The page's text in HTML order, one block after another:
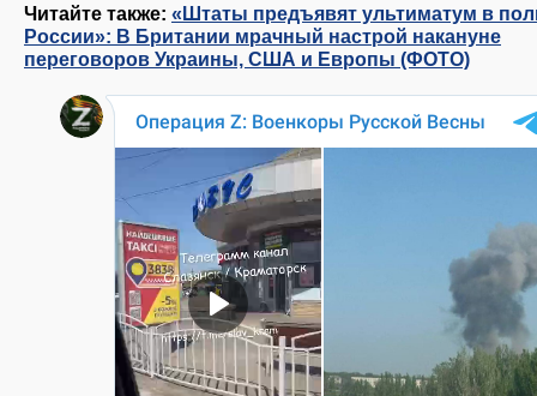
Читайте также: «Штаты предъявят ультиматум в
России»: В Британии мрачный настрой накануне
переговоров Украины, США и Европы (ФОТО)